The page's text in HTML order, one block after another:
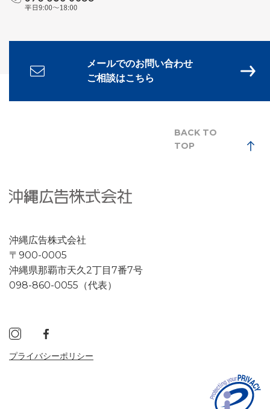
メールでのお問い合わせ
ご相談はこちら
BACK TO
TOP
沖縄広告株式会社
〒900-0005
沖縄県那覇市天久2丁目7番7号
098-860-0055（代表）
プライバシーポリシー